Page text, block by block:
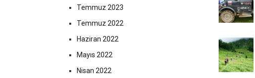
Temmuz 2023
Temmuz 2022
Haziran 2022
Mayıs 2022
Nisan 2022